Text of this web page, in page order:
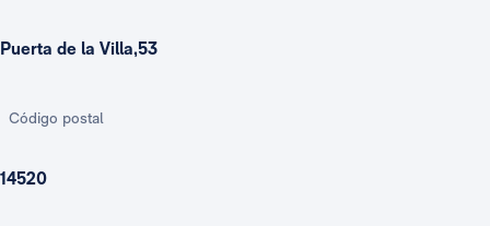
Puerta de la Villa,53
Código postal
14520